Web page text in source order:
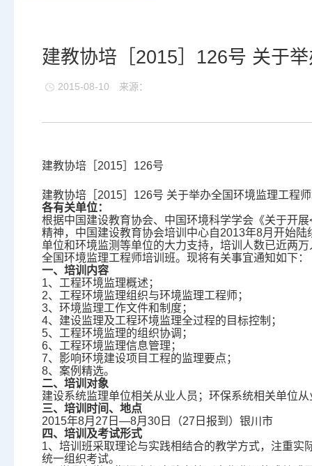
建教协培［2015］126号 关于
2015-08-10 来源：
建教协培［2015］126号
建教协培［2015］126号 关于举办全国环境监理工程
各有关单位：
根据中国建设教育协会、中国环境科学学会《关于开
精神，中国建设教育协会培训中心自2013年8月开始
单位和环境监测等单位的大力支持，培训人数已近两
全国环境监理工程师培训班。现将有关事宜通知如下：
一、培训内容
1、工程环境监理概述；
2、工程环境监理组织与环境监理工程师；
3、环境监理工作文件和制度；
4、建设监理及工程环境监理全过程的目标控制；
5、工程环境监理的组织协调；
6、工程环境监理信息管理；
7、影响环境建设项目工程的监理要点；
8、案例精选。
二、培训对象
建设系统监理单位相关从业人员；环保系统相关单位
三、培训时间、地点
2015年8月27日—8月30日（27日报到）银川市
四、培训及考试形式
1、培训班采取理论与实践相结合的教学方式，注重
统一组织考试。